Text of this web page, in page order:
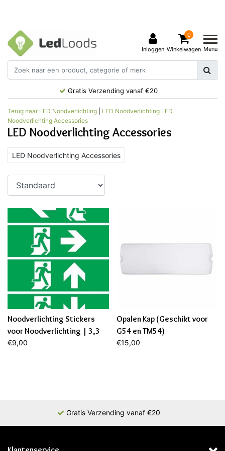
Inloggen
0
Winkelwagen Menu
Gratis Verzending vanaf €20
Terug naar LED Noodverlichting LED Noodverlichting LED
Noodverlichting Accessories
LED Noodverlichting Accessories
LED Noodverlichting Accessories
Noodverlichting Stickers
voor Noodverlichting | 3,3
Watt (2 jaar garantie)
€9,00
Opalen Kap (Geschikt voor
G54 en TM54)
€15,00
Gratis Verzending vanaf €20